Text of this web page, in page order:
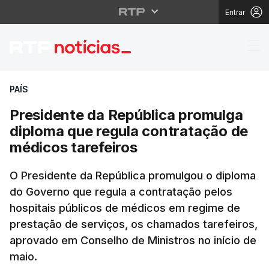
Entrar
Presidente da
PAÍS
Presidente da República promulga
diploma que regula contratação de
médicos tarefeiros
O Presidente da República promulgou o diploma
do Governo que regula a contratação pelos
hospitais públicos de médicos em regime de
prestação de serviços, os chamados tarefeiros,
aprovado em Conselho de Ministros no início de
maio.